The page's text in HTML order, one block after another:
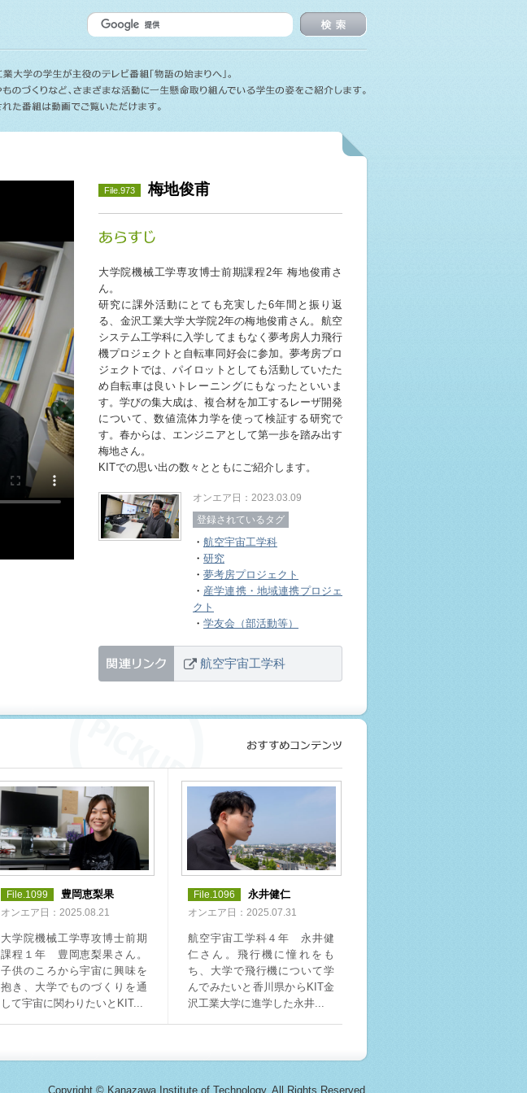
File.973 梅地俊甫
大学院機械工学専攻博士前期課程2年 梅地俊甫さ
ん。
研究に課外活動にとても充実した6年間と振り返
る、金沢工業大学大学院2年の梅地俊甫さん。航空
システム工学科に入学してまもなく夢考房人力飛行
機プロジェクトと自転車同好会に参加。夢考房プロ
ジェクトでは、パイロットとしても活動していたた
め自転車は良いトレーニングにもなったといいま
す。学びの集大成は、複合材を加工するレーザ開発
について、数値流体力学を使って検証する研究で
す。春からは、エンジニアとして第一歩を踏み出す
梅地さん。
KITでの思い出の数々とともにご紹介します。
オンエア日：2023.03.09
登録されているタグ
・ 航空宇宙工学科
・ 研究
・ 夢考房プロジェクト
・ 産学連携・地域連携プロジェ
クト
・ 学友会（部活動等）
航空宇宙工学科
File.1099 豊岡恵梨果
オンエア日：2025.08.21
大学院機械工学専攻博士前期
課程１年 豊岡恵梨果さん。
子供のころから宇宙に興味を
抱き、大学でものづくりを通
して宇宙に関わりたいとKIT...
File.1096 永井健仁
オンエア日：2025.07.31
航空宇宙工学科４年 永井健
仁さん。飛行機に憧れをも
ち、大学で飛行機について学
んでみたいと香川県からKIT金
沢工業大学に進学した永井...
Copyright © Kanazawa Institute of Technology. All Rights Reserved.